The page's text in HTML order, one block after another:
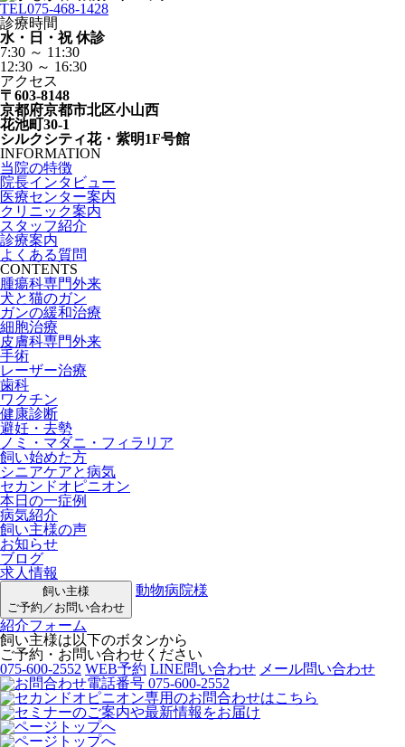
TEL075-468-1428
診療時間
水・日・祝 休診
7:30 ～ 11:30
12:30 ～ 16:30
アクセス
〒603-8148
京都府京都市北区小山西
花池町30-1
シルクシティ花・紫明1F号館
INFORMATION
当院の特徴
院長インタビュー
医療センター案内
クリニック案内
スタッフ紹介
診療案内
よくある質問
CONTENTS
腫瘍科専門外来
犬と猫のガン
ガンの緩和治療
細胞治療
皮膚科専門外来
手術
レーザー治療
歯科
ワクチン
健康診断
避妊・去勢
ノミ・マダニ・フィラリア
飼い始めた方
シニアケアと病気
セカンドオピニオン
本日の一症例
病気紹介
飼い主様の声
お知らせ
ブログ
求人情報
飼い主様
ご予約／お問い合わせ
動物病院様
紹介フォーム
飼い主様は以下のボタンから
ご予約・お問い合わせください
075-600-2552 WEB予約 LINE問い合わせ メール問い合わせ